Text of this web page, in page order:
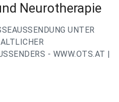
Neurotherapie
UNTER
- WWW.OTS.AT |